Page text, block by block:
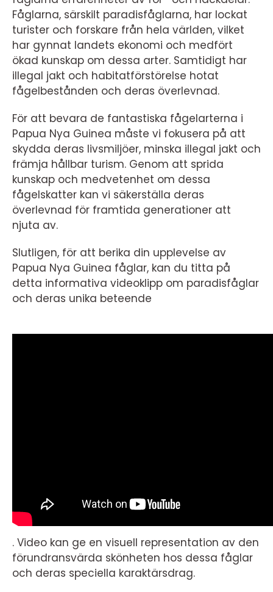
Fåglarna, särskilt paradisfåglarna, har lockat
turister och forskare från hela världen, vilket
har gynnat landets ekonomi och medfört
ökad kunskap om dessa arter. Samtidigt har
illegal jakt och habitatförstörelse hotat
fågelbestånden och deras överlevnad.
För att bevara de fantastiska fågelarterna i
Papua Nya Guinea måste vi fokusera på att
skydda deras livsmiljöer, minska illegal jakt och
främja hållbar turism. Genom att sprida
kunskap och medvetenhet om dessa
fågelskatter kan vi säkerställa deras
överlevnad för framtida generationer att
njuta av.
Slutligen, för att berika din upplevelse av
Papua Nya Guinea fåglar, kan du titta på
detta informativa videoklipp om paradisfåglar
och deras unika beteende
. Video kan ge en visuell representation av den
förundransvärda skönheten hos dessa fåglar
och deras speciella karaktärsdrag.